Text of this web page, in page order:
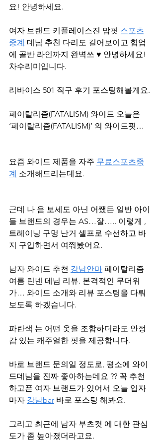
요! 안녕하세요.
여자 브랜드 키플레이스진 맘핏 스포츠
중계 데님 추천 다리도 길어보이고 힙업
에 골반 라인까지 완벽쓰 ♥ 안녕하세요!
차수리미입니다.
리바이스 501 직구 후기 포스팅해볼게요.
페이탈리즘(FATALISM) 와이드 오늘은
‘페이탈리즘(FATALISM)’ 의 와이드핏…
요즘 와이드 제품을 자주 무료스포츠중
계 소개해드리는데요.
근데 나 음 보세도 아닌 어쨌든 일반 아이
들 브랜드의 경우는 AS…잘….. 이렇게 ,
트레이닝 구멍 난거 셀프로 수선하고 바
지 구입하면서 여쭤봤어요.
남자 와이드 추천 강남안마 페이탈리즘
여름 린넨 데님 리뷰. 본격적인 무더위
가… 와이드 소개와 리뷰 포스팅을 다뤄
보도록 하겠습니다.
파란색 는 어떤 옷을 조합하더라도 안정
감 있는 캐주얼한 핏을 제공합니다.
바로 브랜드 문의일 정도로, 평소에 와이
드데님을 진짜 좋아하는데요 ?? 꼭 추천
하고픈 여자 브랜드가 있어서 오늘 입자
마자 강남bar 바로 포스팅 해봐요.
그리고 최근에 남자 부츠컷 에 대한 관심
도가 좀 높아졌더라고요.